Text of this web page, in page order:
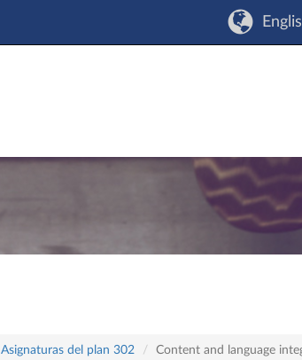
Asignaturas del plan 302 Content and language